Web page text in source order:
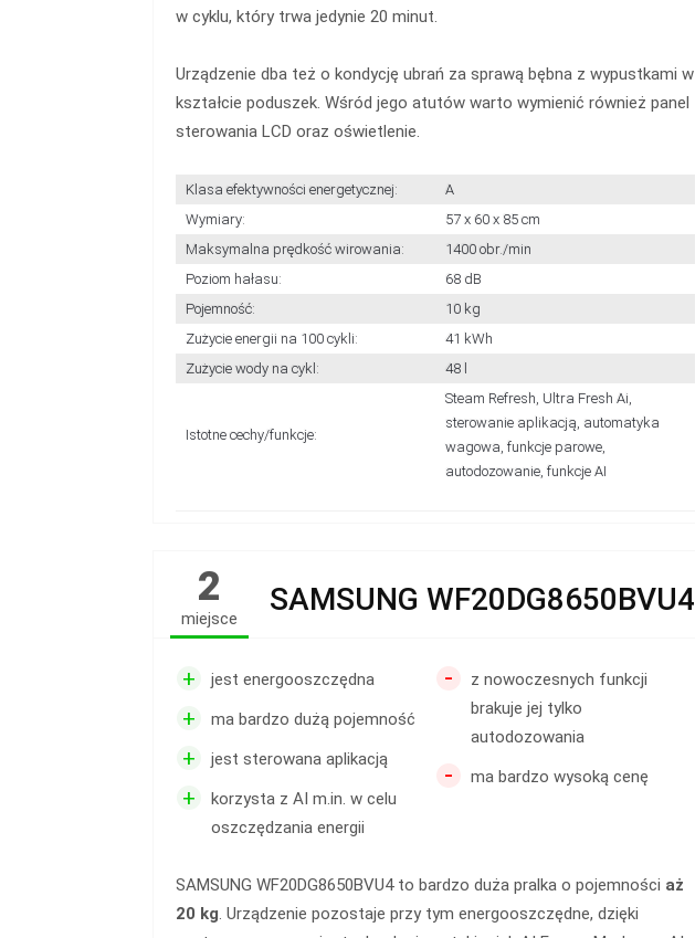
w cyklu, który trwa jedynie 20 minut.
Urządzenie dba też o kondycję ubrań za sprawą bębna z wypustkami w
kształcie poduszek. Wśród jego atutów warto wymienić również panel
sterowania LCD oraz oświetlenie.
Klasa efektywności energetycznej:
A
Wymiary:
57 x 60 x 85 cm
Maksymalna prędkość wirowania:
1400 obr./min
Poziom hałasu:
68 dB
Pojemność:
10 kg
Zużycie energii na 100 cykli:
41 kWh
Zużycie wody na cykl:
48 l
Istotne cechy/funkcje:
Steam Refresh, Ultra Fresh Ai,
sterowanie aplikacją, automatyka
wagowa, funkcje parowe,
autodozowanie, funkcje AI
2
miejsce
SAMSUNG WF20DG8650BVU4
+ jest energooszczędna
+ ma bardzo dużą pojemność
+ jest sterowana aplikacją
+
korzysta z AI m.in. w celu
oszczędzania energii
-
z nowoczesnych funkcji
brakuje jej tylko
autodozowania
- ma bardzo wysoką cenę
SAMSUNG WF20DG8650BVU4 to bardzo duża pralka o pojemności aż
20 kg. Urządzenie pozostaje przy tym energooszczędne, dzięki